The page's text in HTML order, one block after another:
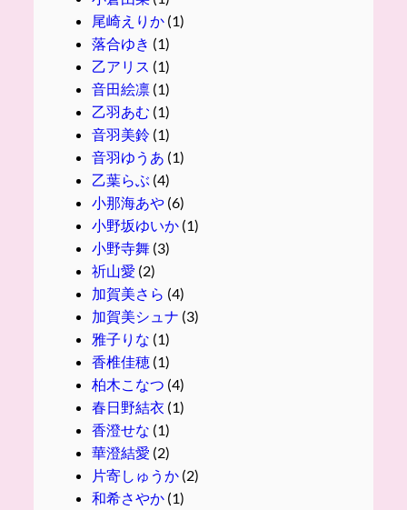
尾崎えりか(1)
落合ゆき (1)
乙アリス (1)
音田絵凛(1)
乙羽あむ (1)
音羽美鈴(1)
音羽ゆうあ (1)
乙葉らぶ (4)
小那海あや(6)
小野坂ゆいか(1)
小野寺舞(3)
祈山愛 (2)
加賀美さら (4)
加賀美シュナ (3)
雅子りな (1)
香椎佳穂(1)
柏木こなつ (4)
春日野結衣 (1)
香澄せな (1)
華澄結愛 (2)
片寄しゅうか(2)
和希さやか(1)